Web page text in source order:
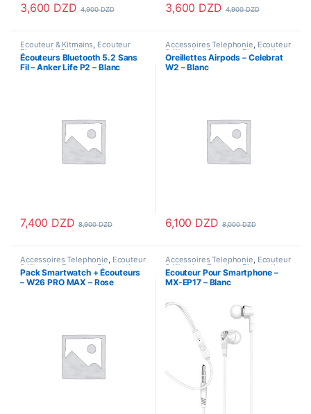
3,600 DZD 4,900DZD 3,600 DZD 4,900DZD
Ecouteur & Kitmains, Ecouteur
Bluetooth Oreillettes
Écouteurs Bluetooth 5.2 Sans
Fil – Anker Life P2 – Blanc
7,400 DZD 8,900DZD
Accessoires Telephonie, Ecouteur
& Kitmains Ecouteur Bluetooth
Oreillettes
Oreillettes Airpods – Celebrat
W2 – Blanc
6,100 DZD 8,000DZD
Accessoires Telephonie, Ecouteur
& Kitmains Ecouteur Bluetooth
Montres Femme,Montres
Homme,Oreillettes,SmartWatch
Pack Smartwatch + Écouteurs
– W26 PRO MAX – Rose
Accessoires Telephonie, Ecouteur
& Kitmains,Ecouteur Bluetooth
Ecouteur Pour Smartphone –
MX-EP17 – Blanc